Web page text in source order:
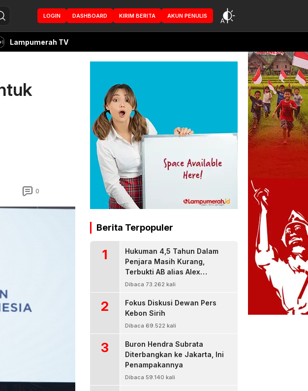
LOGIN DASHBOARD KIRIM BERITA AKUN PENULIS
Lampumerah TV
0
Berita Terpopuler
1
Hukuman 4,5 Tahun Dalam
Penjara Masih Kurang,
Terbukti AB alias Alex
Residivis Narkoba Kembali
Dibaca 73.262 kali
2
Fokus Diskusi Dewan Pers
Kebon Sirih
Dibaca 69.522 kali
3
Buron Hendra Subrata
Diterbangkan ke Jakarta, Ini
Penampakannya
Dibaca 59.140 kali